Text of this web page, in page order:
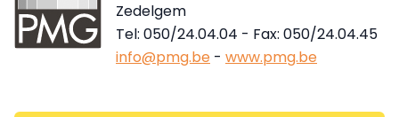
Zedelgem
Tel: 050/24.04.04 - Fax: 050/24.04.45
info@pmg.be - www.pmg.be